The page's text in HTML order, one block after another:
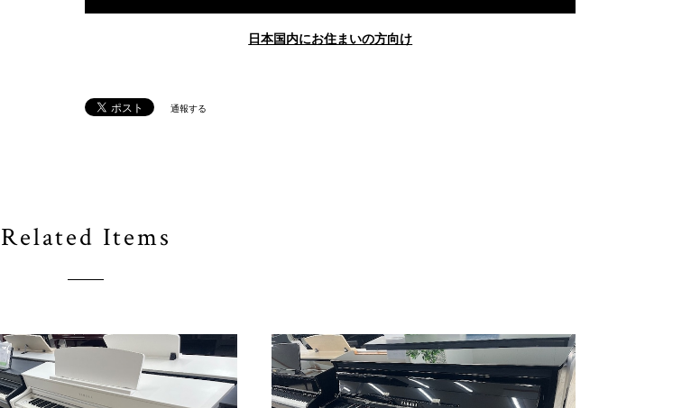
日本国内にお住まいの方向け
通報する
Related Items